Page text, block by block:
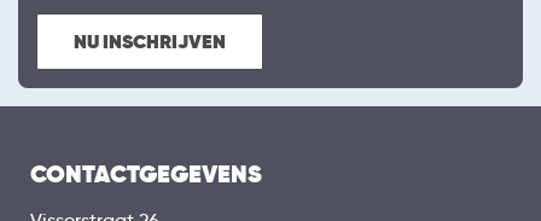
NU INSCHRIJVEN
CONTACTGEGEVENS